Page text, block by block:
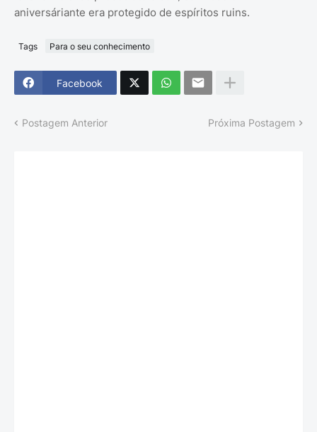
aniversáriante era protegido de espíritos ruins.
Tags Para o seu conhecimento
Facebook
Postagem Anterior Próxima Postagem